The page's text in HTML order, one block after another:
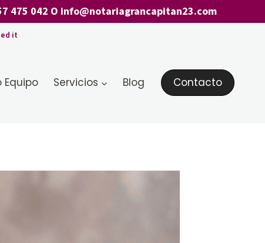
475 042 O info@notariagrancapitan23.com
it
Equipo Servicios Blog Contacto